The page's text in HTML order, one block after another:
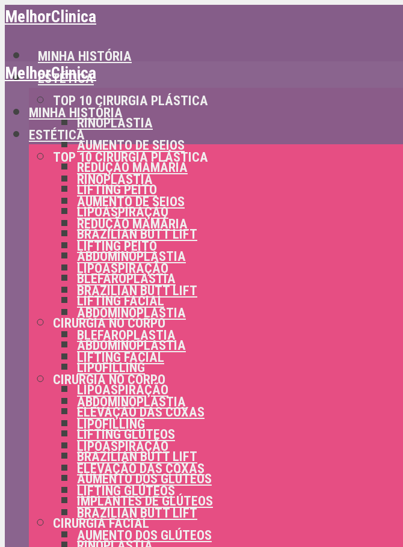
MelhorClinica
MINHA HISTÓRIA
ESTÉTICA
TOP 10 CIRURGIA PLÁSTICA
RINOPLASTIA
AUMENTO DE SEIOS
REDUÇÃO MAMÁRIA
LIFTING PEITO
LIPOASPIRAÇÃO
BRAZILIAN BUTT LIFT
ABDOMINOPLASTIA
BLEFAROPLASTIA
LIFTING FACIAL
CIRURGIA NO CORPO
ABDOMINOPLASTIA
LIPOFILLING
LIPOASPIRAÇÃO
ELEVAÇÃO DAS COXAS
LIFTING GLÚTEOS
BRAZILIAN BUTT LIFT
AUMENTO DOS GLÚTEOS
IMPLANTES DE GLÚTEOS
CIRURGIA FACIAL
MelhorClinica
MINHA HISTÓRIA
ESTÉTICA
TOP 10 CIRURGIA PLÁSTICA
RINOPLASTIA
AUMENTO DE SEIOS
REDUÇÃO MAMÁRIA
LIFTING PEITO
LIPOASPIRAÇÃO
BRAZILIAN BUTT LIFT
ABDOMINOPLASTIA
BLEFAROPLASTIA
LIFTING FACIAL
CIRURGIA NO CORPO
ABDOMINOPLASTIA
LIPOFILLING
LIPOASPIRAÇÃO
ELEVAÇÃO DAS COXAS
LIFTING GLÚTEOS
BRAZILIAN BUTT LIFT
AUMENTO DOS GLÚTEOS